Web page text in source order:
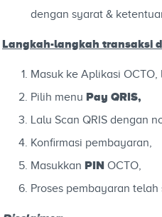
dengan syarat &
Langkah-langkah transaksi
Masuk ke Aplikasi OCTO,
Pilih menu Pay QRIS,
Lalu Scan QRIS dengan
Konfirmasi pembayaran,
Masukkan PIN OCTO,
Proses pembayaran telah